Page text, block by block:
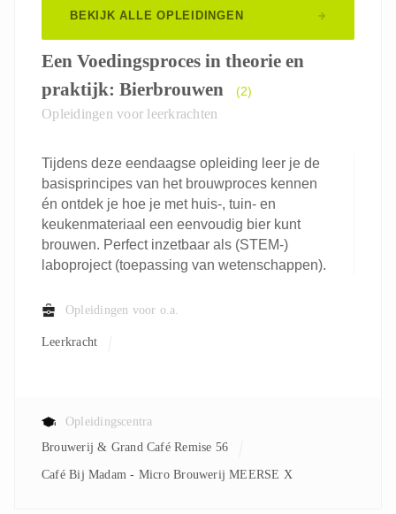
BEKIJK ALLE OPLEIDINGEN
Een Voedingsproces in theorie en
praktijk: Bierbrouwen
(2)
Opleidingen voor leerkrachten
Tijdens deze eendaagse opleiding leer je de
basisprincipes van het brouwproces kennen
én ontdek je hoe je met huis-, tuin- en
keukenmateriaal een eenvoudig bier kunt
brouwen. Perfect inzetbaar als (STEM-)
laboproject (toepassing van wetenschappen).
Opleidingen voor o.a.
Leerkracht
Opleidingscentra
Brouwerij & Grand Café Remise 56
Café Bij Madam - Micro Brouwerij MEERSE X